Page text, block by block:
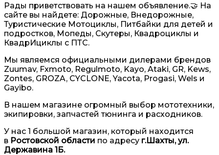
Рады приветствовать на нашем объявление.🤝 На
сайте вы найдете: Дорожные, Внедорожные,
Туристические Мотоциклы, Питбайки для детей и
подростков, Мопеды, Скутеры, Квадроциклы и
КвадрИциклы с ПТС.
Мы являемся официальными дилерами брендов
Zuumav, Fxmoto, Regulmoto, Kayo, Ataki, GR, Kews,
Zontes, GROZA, CYCLONE, Yacota, Progasi, Wels и
Gayibo.
В нашем магазине огромный выбор мототехники,
экипировки, запчастей тюнинга и расходников.
У нас 1 большой магазин, который находится
в Ростовской области по адресу г.Шахты, ул.
Державина 1Б.